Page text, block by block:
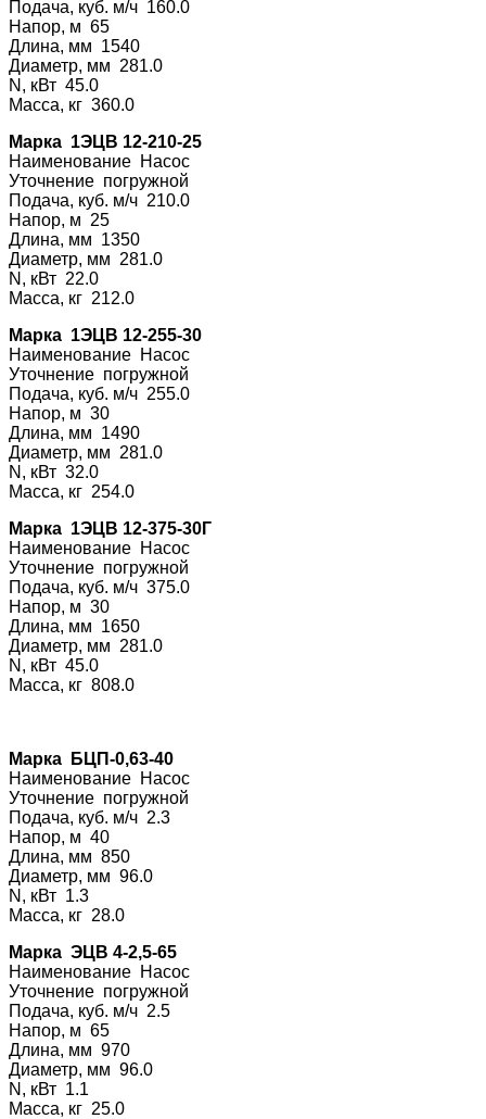
Подача, куб. м/ч 160.0
Напор, м 65
Длина, мм 1540
Диаметр, мм 281.0
N, кВт 45.0
Масса, кг 360.0
Марка 1ЭЦВ 12-210-25
Наименование Насос
Уточнение погружной
Подача, куб. м/ч 210.0
Напор, м 25
Длина, мм 1350
Диаметр, мм 281.0
N, кВт 22.0
Масса, кг 212.0
Марка 1ЭЦВ 12-255-30
Наименование Насос
Уточнение погружной
Подача, куб. м/ч 255.0
Напор, м 30
Длина, мм 1490
Диаметр, мм 281.0
N, кВт 32.0
Масса, кг 254.0
Марка 1ЭЦВ 12-375-30Г
Наименование Насос
Уточнение погружной
Подача, куб. м/ч 375.0
Напор, м 30
Длина, мм 1650
Диаметр, мм 281.0
N, кВт 45.0
Масса, кг 808.0
Марка БЦП-0,63-40
Наименование Насос
Уточнение погружной
Подача, куб. м/ч 2.3
Напор, м 40
Длина, мм 850
Диаметр, мм 96.0
N, кВт 1.3
Масса, кг 28.0
Марка ЭЦВ 4-2,5-65
Наименование Насос
Уточнение погружной
Подача, куб. м/ч 2.5
Напор, м 65
Длина, мм 970
Диаметр, мм 96.0
N, кВт 1.1
Масса, кг 25.0